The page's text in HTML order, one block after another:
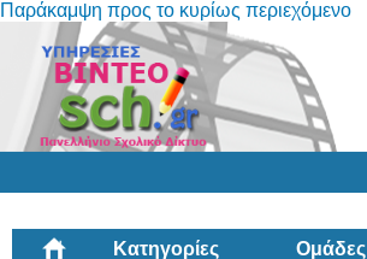
Παράκαμψη προς το κυρίως περιεχόμενο
Κατηγορίες Ομάδες